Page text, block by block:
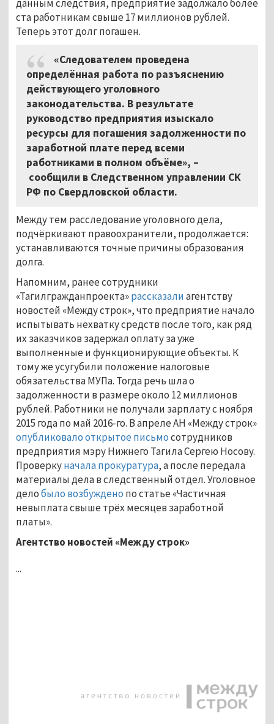
данным следствия, предприятие задолжало более
ста работникам свыше 17 миллионов рублей.
Теперь этот долг погашен.
«Следователем проведена
определённая работа по разъяснению
действующего уголовного
законодательства. В результате
руководство предприятия изыскало
ресурсы для погашения задолженности по
заработной плате перед всеми
работниками в полном объёме», –
сообщили в Следственном управлении СК
РФ по Свердловской области.
Между тем расследование уголовного дела,
подчёркивают правоохранители, продолжается:
устанавливаются точные причины образования
долга.
Напомним, ранее сотрудники
«Тагилгражданпроекта»рассказалиагентству
новостей «Между строк», что предприятие начало
испытывать нехватку средств после того, как ряд
их заказчиков задержал оплату за уже
выполненные и функционирующие объекты. К
тому же усугубили положение налоговые
обязательства МУПа. Тогда речь шла о
задолженности в размере около 12 миллионов
рублей. Работники не получали зарплату с ноября
2015 года по май 2016-го. В апреле АН «Между строк»
опубликовало открытое письмосотрудников
предприятия мэру Нижнего Тагила Сергею Носову.
Проверкуначала прокуратура, а после передала
материалы дела в следственный отдел. Уголовное
делобыло возбуждено по статье «Частичная
невыплата свыше трёх месяцев заработной
платы».
Агентство новостей «Между строк»
...